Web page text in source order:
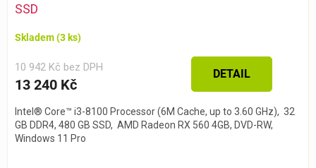
SSD
Skladem(3 ks)
10 942 Kč bez DPH
13 240 Kč
DETAIL
Intel® Core™ i3-8100 Processor (6M Cache, up to 3.60 GHz), 32
GB DDR4, 480 GB SSD, AMD Radeon RX 560 4GB, DVD-RW,
Windows 11 Pro